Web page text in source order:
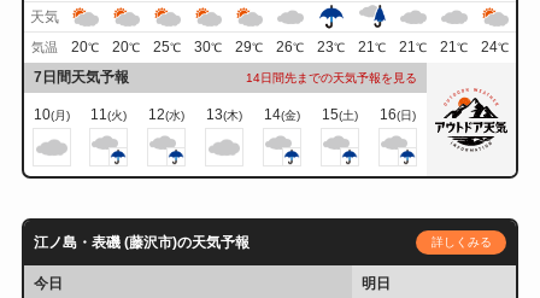
天気
気温 20℃ 20℃ 25℃ 30℃ 29℃ 26℃ 23℃ 21℃ 21℃ 21℃ 24℃
7日間天気予報 14日間先までの天気予報を見る
10(月) 11(火) 12(水) 13(木) 14(金) 15(土) 16(日)
江ノ島・表磯 (藤沢市)の天気予報 詳しくみる
今日
明日